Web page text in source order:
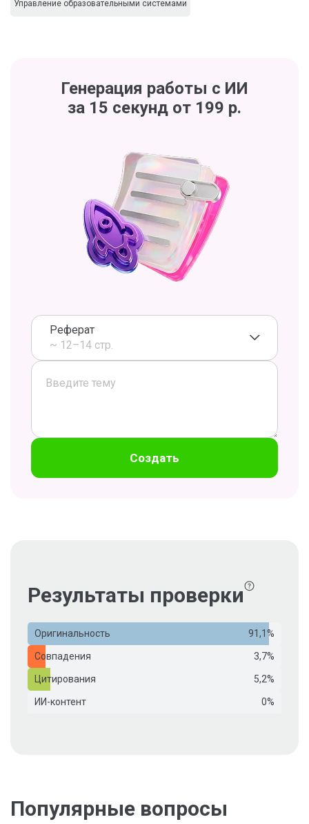
Управление образовательными системами
Генерация работы с ИИ
за 15 секунд от 199 р.
Реферат
~ 12–14 стр.
Создать
Результаты проверки
Оригинальность 91,1%
Совпадения 3,7%
Цитирования 5,2%
ИИ-контент 0%
Популярные вопросы